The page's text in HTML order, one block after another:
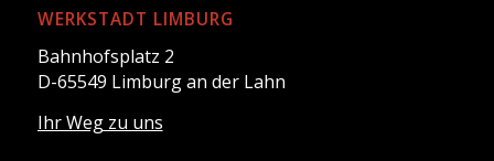
WERKSTADT LIMBURG
Bahnhofsplatz 2
D-65549 Limburg an der Lahn
Ihr Weg zu uns